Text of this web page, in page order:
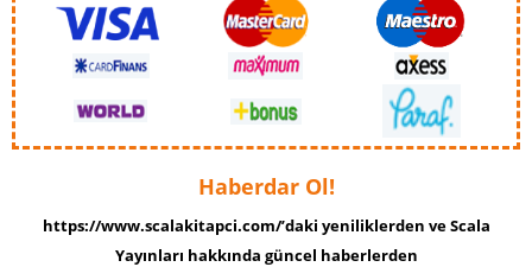
Haberdar Ol!
https://www.scalakitapci.com/’daki yeniliklerden ve Scala
Yayınları hakkında güncel haberlerden